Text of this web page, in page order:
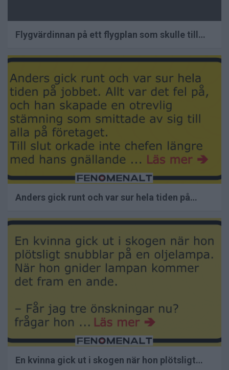
Flygvärdinnan på ett flygplan som skulle till…
Anders gick runt och var sur hela tiden på…
En kvinna gick ut i skogen när hon plötsligt…